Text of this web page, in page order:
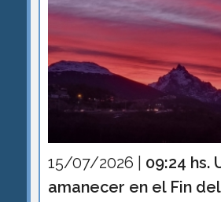
15/07/2026 | 09:24 hs.
amanecer en el Fin